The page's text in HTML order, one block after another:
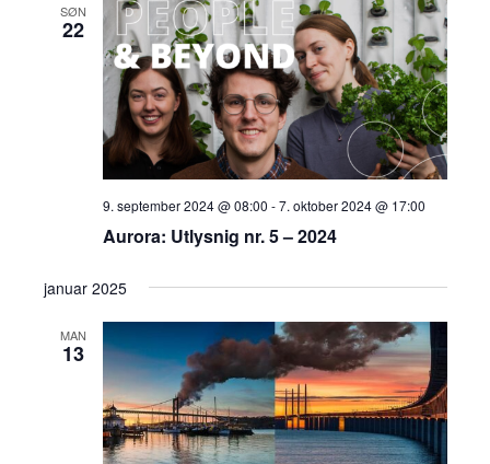
SØN
22
Aurora: Utlysnig nr. 5 – 2024
9. september 2024 @ 08:00 -7. oktober 2024 @ 17:00
januar 2025
MAN
13